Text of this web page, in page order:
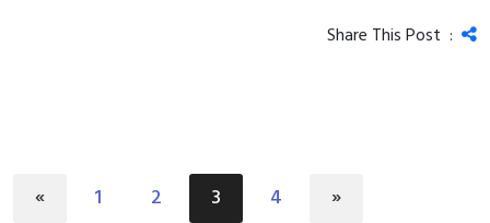
Share This Post :
« 1 2 3 4 »